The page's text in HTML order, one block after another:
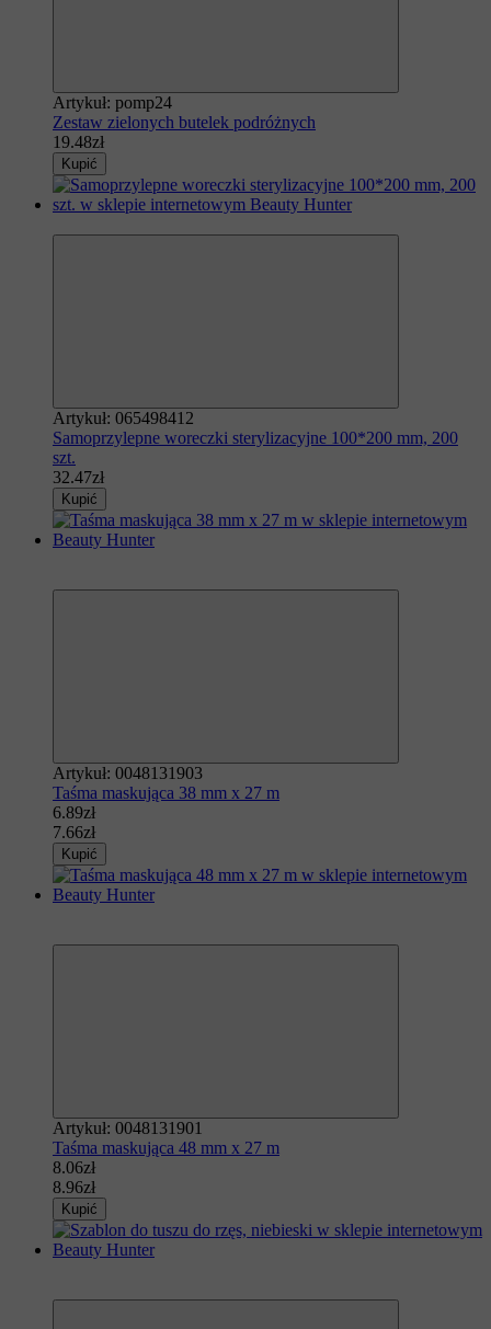
Artykuł: pomp24
Zestaw zielonych butelek podróżnych
19.48zł
Kupić
Artykuł: 065498412
Samoprzylepne woreczki sterylizacyjne 100*200 mm, 200
szt.
32.47zł
Kupić
Artykuł: 0048131903
Taśma maskująca 38 mm x 27 m
6.89zł
7.66zł
Kupić
Artykuł: 0048131901
Taśma maskująca 48 mm x 27 m
8.06zł
8.96zł
Kupić